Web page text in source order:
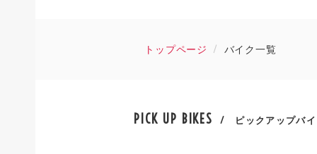
トップページ バイク一覧
PICK UP BIKES / ピックアップバ